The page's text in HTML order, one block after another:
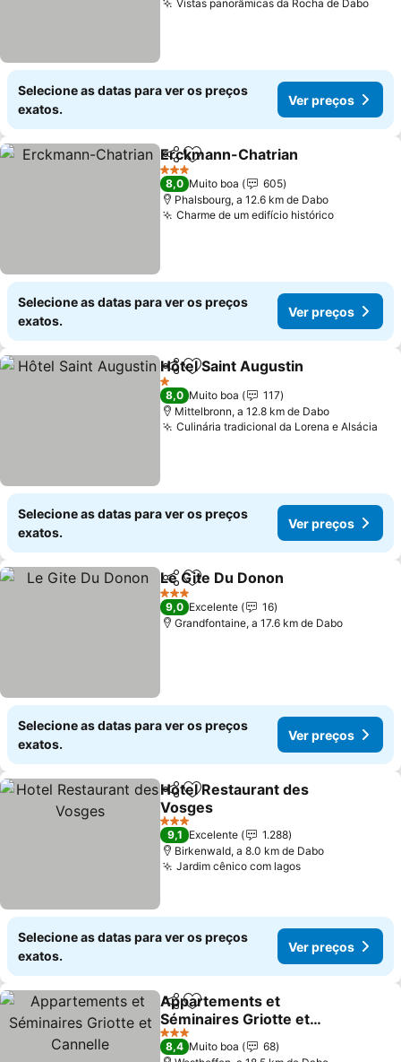
Vistas panorâmicas da Rocha de Dabo
Selecione as datas para ver os preços
exatos.
Ver preços
PartilharAdicionar aos favoritos
Erckmann-Chatrian
3 Estrelas
8,0 Muito boa
605
Phalsbourg, a 12.6 km de Dabo
Charme de um edifício histórico
Selecione as datas para ver os preços
exatos.
Ver preços
PartilharAdicionar aos favoritos
Hôtel Saint Augustin
1 Estrelas
8,0 Muito boa
117
Mittelbronn, a 12.8 km de Dabo
Culinária tradicional da Lorena e Alsácia
Selecione as datas para ver os preços
exatos.
Ver preços
PartilharAdicionar aos favoritos
Le Gite Du Donon
3 Estrelas
9,0 Excelente
16
Grandfontaine, a 17.6 km de Dabo
Selecione as datas para ver os preços
exatos.
Ver preços
PartilharAdicionar aos favoritos
Hotel Restaurant des
Vosges
3 Estrelas
9,1 Excelente
1.288
Birkenwald, a 8.0 km de Dabo
Jardim cênico com lagos
Selecione as datas para ver os preços
exatos.
Ver preços
PartilharAdicionar aos favoritos
Appartements et
Séminaires Griotte et
Cannelle
3 Estrelas
8,4 Muito boa
68